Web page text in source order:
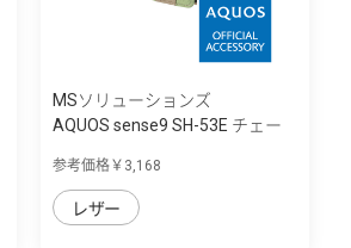
MSソリューションズ
AQUOS sense9 SH-53E チェー
参考価格￥3,168
レザー